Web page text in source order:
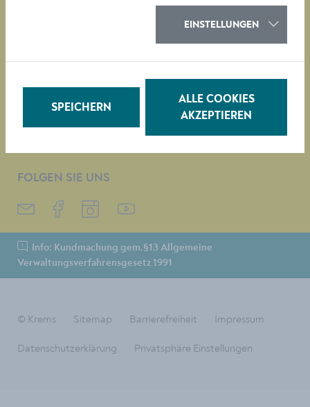
Leinen- & Maulkorbpflicht
Fotos & Videos
FOLGEN SIE UNS
Info: Kundmachung gem.§13 Allgemeine
Verwaltungsverfahrensgesetz 1991
© Krems Sitemap Barrierefreiheit Impressum
Datenschutzerklärung Privatsphäre Einstellungen
EINSTELLUNGEN
SPEICHERN
ALLE COOKIES
AKZEPTIEREN